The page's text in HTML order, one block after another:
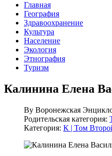
Главная
География
Здравоохранение
Культура
Население
Экология
Этнография
Туризм
Калинина Елена
By Воронежская
Родительская категория:
Категория: К | Том